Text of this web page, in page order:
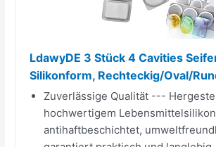
LdawyDE 3 Stück 4 Cavities
Silikonform, Rechteckig/Oval/
Zuverlässige Qualität ---
hochwertigem
antihaftbeschichtet,